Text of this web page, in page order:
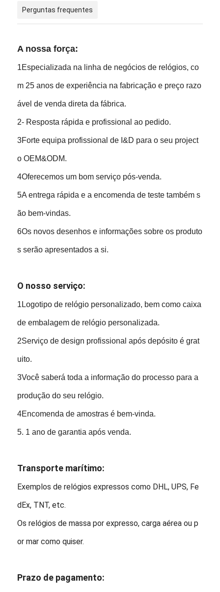
Perguntas frequentes
A nossa força:
1Especializada na linha de negócios de relógios, co
m 25 anos de experiência na fabricação e preço razo
ável de venda direta da fábrica.
2- Resposta rápida e profissional ao pedido.
3Forte equipa profissional de I&D para o seu project
o OEM&ODM.
4Oferecemos um bom serviço pós-venda.
5A entrega rápida e a encomenda de teste também s
ão bem-vindas.
6Os novos desenhos e informações sobre os produto
s serão apresentados a si.
O nosso serviço:
1Logotipo de relógio personalizado, bem como caixa
de embalagem de relógio personalizada.
2Serviço de design profissional após depósito é grat
uito.
3Você saberá toda a informação do processo para a
produção do seu relógio.
4Encomenda de amostras é bem-vinda.
5. 1 ano de garantia após venda.
Transporte marítimo:
Exemplos de relógios expressos como DHL, UPS, Fe
dEx, TNT, etc.
Os relógios de massa por expresso, carga aérea ou p
or mar como quiser.
Prazo de pagamento: